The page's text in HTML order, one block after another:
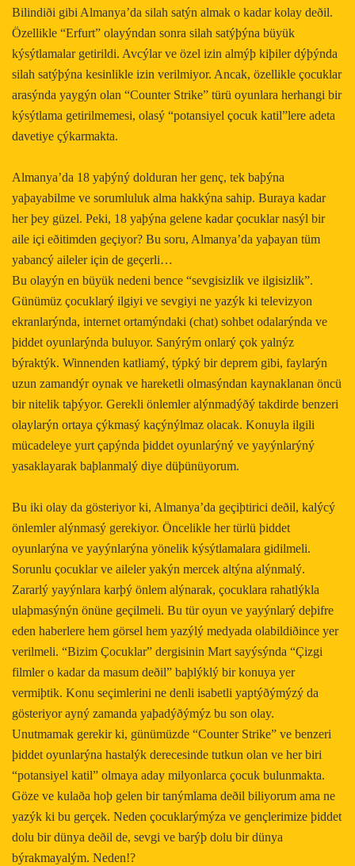
Bilindiði gibi Almanya’da silah satýn almak o kadar kolay deðil.
Özellikle “Erfurt” olayýndan sonra silah satýþýna büyük
kýsýtlamalar getirildi. Avcýlar ve özel izin almýþ kiþiler dýþýnda
silah satýþýna kesinlikle izin verilmiyor. Ancak, özellikle çocuklar
arasýnda yaygýn olan “Counter Strike” türü oyunlara herhangi bir
kýsýtlama getirilmemesi, olasý “potansiyel çocuk katil”lere adeta
davetiye çýkarmakta.
Almanya’da 18 yaþýný dolduran her genç, tek baþýna
yaþayabilme ve sorumluluk alma hakkýna sahip. Buraya kadar
her þey güzel. Peki, 18 yaþýna gelene kadar çocuklar nasýl bir
aile içi eðitimden geçiyor? Bu soru, Almanya’da yaþayan tüm
yabancý aileler için de geçerli…
Bu olayýn en büyük nedeni bence “sevgisizlik ve ilgisizlik”.
Günümüz çocuklarý ilgiyi ve sevgiyi ne yazýk ki televizyon
ekranlarýnda, internet ortamýndaki (chat) sohbet odalarýnda ve
þiddet oyunlarýnda buluyor. Sanýrým onlarý çok yalnýz
býraktýk. Winnenden katliamý, týpký bir deprem gibi, faylarýn
uzun zamandýr oynak ve hareketli olmasýndan kaynaklanan öncü
bir nitelik taþýyor. Gerekli önlemler alýnmadýðý takdirde benzeri
olaylarýn ortaya çýkmasý kaçýnýlmaz olacak. Konuyla ilgili
mücadeleye yurt çapýnda þiddet oyunlarýný ve yayýnlarýný
yasaklayarak baþlanmalý diye düþünüyorum.
Bu iki olay da gösteriyor ki, Almanya’da geçiþtirici deðil, kalýcý
önlemler alýnmasý gerekiyor. Öncelikle her türlü þiddet
oyunlarýna ve yayýnlarýna yönelik kýsýtlamalara gidilmeli.
Sorunlu çocuklar ve aileler yakýn mercek altýna alýnmalý.
Zararlý yayýnlara karþý önlem alýnarak, çocuklara rahatlýkla
ulaþmasýnýn önüne geçilmeli. Bu tür oyun ve yayýnlarý deþifre
eden haberlere hem görsel hem yazýlý medyada olabildiðince yer
verilmeli. “Bizim Çocuklar” dergisinin Mart sayýsýnda “Çizgi
filmler o kadar da masum deðil” baþlýklý bir konuya yer
vermiþtik. Konu seçimlerini ne denli isabetli yaptýðýmýzý da
gösteriyor ayný zamanda yaþadýðýmýz bu son olay.
Unutmamak gerekir ki, günümüzde “Counter Strike” ve benzeri
þiddet oyunlarýna hastalýk derecesinde tutkun olan ve her biri
“potansiyel katil” olmaya aday milyonlarca çocuk bulunmakta.
Göze ve kulaða hoþ gelen bir tanýmlama deðil biliyorum ama ne
yazýk ki bu gerçek. Neden çocuklarýmýza ve gençlerimize þiddet
dolu bir dünya deðil de, sevgi ve barýþ dolu bir dünya
býrakmayalým. Neden!?